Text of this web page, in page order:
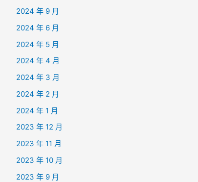
2024 年 9 月
2024 年 6 月
2024 年 5 月
2024 年 4 月
2024 年 3 月
2024 年 2 月
2024 年 1 月
2023 年 12 月
2023 年 11 月
2023 年 10 月
2023 年 9 月